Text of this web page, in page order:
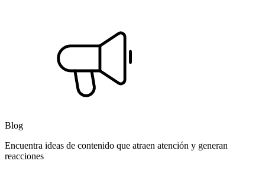
Blog
Encuentra ideas de contenido que atraen atención y generan
reacciones